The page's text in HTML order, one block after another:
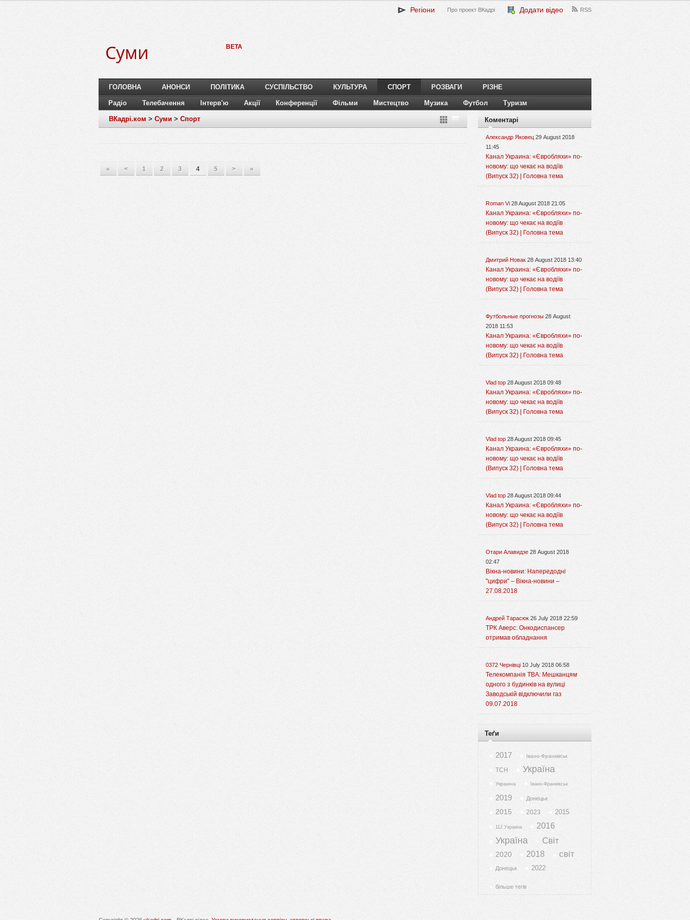
Регіони Про проект ВКадрі Додати відео RSS
Суми BETA
ГОЛОВНА АНОНСИ ПОЛІТИКА СУСПІЛЬСТВО КУЛЬТУРА СПОРТ РОЗВАГИ РІЗНЕ
Радіо Телебачення Інтерв'ю Акції Конференції Фільми Мистецтво Музика Футбол Туризм
ВКадрі.ком > Суми > Спорт
« < 1 2 3 4 5 > »
Коментарі
Александр Яковец 29 August 2018
11:45
Канал Украина: «Євробляхи» по-
новому: що чекає на водіїв
(Випуск 32) | Головна тема
Roman Vi 28 August 2018 21:05
Канал Украина: «Євробляхи» по-
новому: що чекає на водіїв
(Випуск 32) | Головна тема
Дмитрий Новак 28 August 2018 13:40
Канал Украина: «Євробляхи» по-
новому: що чекає на водіїв
(Випуск 32) | Головна тема
Футбольные прогнозы 28 August
2018 11:53
Канал Украина: «Євробляхи» по-
новому: що чекає на водіїв
(Випуск 32) | Головна тема
Vlad top 28 August 2018 09:48
Канал Украина: «Євробляхи» по-
новому: що чекає на водіїв
(Випуск 32) | Головна тема
Vlad top 28 August 2018 09:45
Канал Украина: «Євробляхи» по-
новому: що чекає на водіїв
(Випуск 32) | Головна тема
Vlad top 28 August 2018 09:44
Канал Украина: «Євробляхи» по-
новому: що чекає на водіїв
(Випуск 32) | Головна тема
Отари Алавидзе 28 August 2018
02:47
Вікна-новини: Напередодні
"цифри" – Вікна-новини –
27.08.2018
Андрей Тарасюк 26 July 2018 22:59
ТРК Аверс: Онкодиспансер
отримав обладнання
0372 Чернівці 10 July 2018 06:58
Телекомпанія ТВА: Мешканцям
одного з будинків на вулиці
Заводській відключили газ
09.07.2018
Теґи
2017 Івано-Франківськ
ТСН Україна
Украина Івано-Франківськ
2019 Донецьк
2015 2023 2015
112 Украина 2016
Україна Світ
2020 2018 світ
Донецьк 2022
більше тегів